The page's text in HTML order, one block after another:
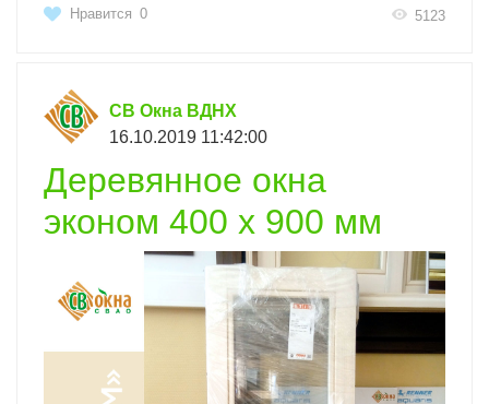
Нравится 0 5123
СВ Окна ВДНХ
16.10.2019 11:42:00
Деревянное окна
эконом 400 х 900 мм